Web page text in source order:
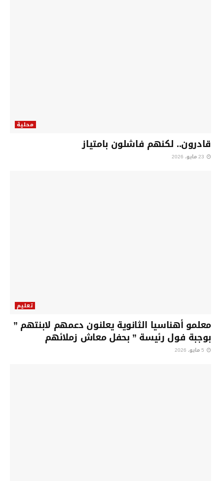
محلية
قادرون.. لكنهم فاشلون بامتياز
تعليم
معلمو أهناسيا الثانوية يعلنون دعمهم لابنتهم ”
بوجبة فول رئيسة ” بحفل معاش زملائهم